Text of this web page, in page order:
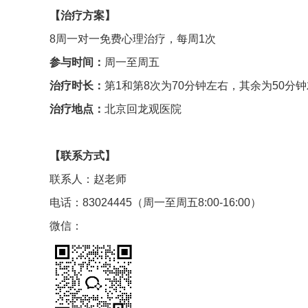
【治疗方案】
8周一对一免费心理治疗，每周1次
参与时间： 周一至周五
治疗时长： 第1和第8次为70分钟左右，其余为50分
治疗地点： 北京回龙观医院
【联系方式】
联系人：赵老师
电话：83024445（周一至周五8:00-16:00）
微信：